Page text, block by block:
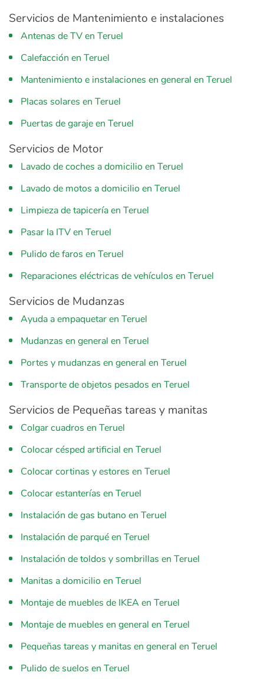
Servicios de Mantenimiento e instalaciones
Antenas de TV en Teruel
Calefacción en Teruel
Mantenimiento e instalaciones en general en Teruel
Placas solares en Teruel
Puertas de garaje en Teruel
Servicios de Motor
Lavado de coches a domicilio en Teruel
Lavado de motos a domicilio en Teruel
Limpieza de tapicería en Teruel
Pasar la ITV en Teruel
Pulido de faros en Teruel
Reparaciones eléctricas de vehículos en Teruel
Servicios de Mudanzas
Ayuda a empaquetar en Teruel
Mudanzas en general en Teruel
Portes y mudanzas en general en Teruel
Transporte de objetos pesados en Teruel
Servicios de Pequeñas tareas y manitas
Colgar cuadros en Teruel
Colocar césped artificial en Teruel
Colocar cortinas y estores en Teruel
Colocar estanterías en Teruel
Instalación de gas butano en Teruel
Instalación de parqué en Teruel
Instalación de toldos y sombrillas en Teruel
Manitas a domicilio en Teruel
Montaje de muebles de IKEA en Teruel
Montaje de muebles en general en Teruel
Pequeñas tareas y manitas en general en Teruel
Pulido de suelos en Teruel